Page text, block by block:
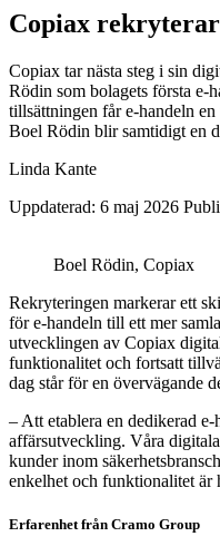
Copiax rekryterar
Copiax tar nästa steg i sin
Rödin som bolagets första e-
tillsättningen får e-handeln
Boel Rödin blir samtidigt en
Linda Kante
Uppdaterad: 6 maj 2026
Boel Rödin, Copiax
Rekryteringen markerar ett
för e-handeln till ett mer
utvecklingen av Copiax
funktionalitet och fortsatt
dag står för en övervägande
– Att etablera en dedikerad
affärsutveckling. Våra
kunder inom
enkelhet och funktionalitet är
Erfarenhet från Cramo Group